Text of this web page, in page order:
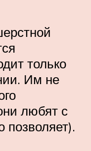
только
Им не
любят с
позволяет).